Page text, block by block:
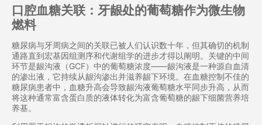
口腔血糖关联：牙龈处的葡萄糖作为微生物
燃料
糖尿病与牙周病之间的关联已被人们认识数十年，但其确切的机制
通路直到宏基因组测序和代谢组学的进步才得以阐明。关键的中间
环节是龈沟液（GCF）中的葡萄糖浓度——龈沟液是一种源自血清
的渗出液，它持续从龈沟渗出并滋养龈下环境。在血糖控制不佳的
糖尿病患者中，血糖升高会导致龈沟液葡萄糖水平同步升高，从而
将这种通常富含蛋白质的液体转化为富含葡萄糖的龈下细菌营养培
养基。